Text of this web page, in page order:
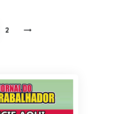
posts
PAGE
2